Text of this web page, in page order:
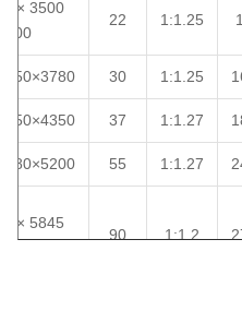
1:1.25
22
1:1.25
30
3780×1850×1750
1:1.27
37
4350×1850×1785
1:1.27
55
5200×2380×1840
1:1.2
90